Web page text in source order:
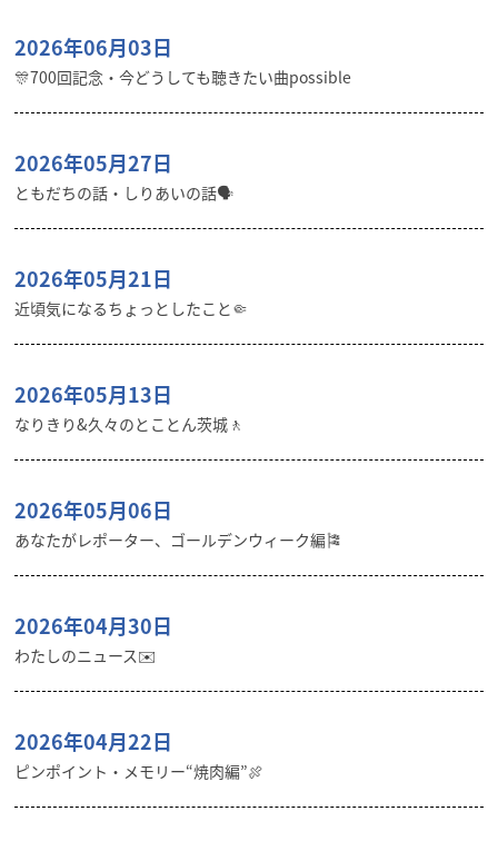
2026年06月03日
🎊700回記念・今どうしても聴きたい曲possible
2026年05月27日
ともだちの話・しりあいの話🗣️
2026年05月21日
近頃気になるちょっとしたこと🤏
2026年05月13日
なりきり&久々のとことん茨城🚶
2026年05月06日
あなたがレポーター、ゴールデンウィーク編🎏
2026年04月30日
わたしのニュース✉️
2026年04月22日
ピンポイント・メモリー“焼肉編”🍖